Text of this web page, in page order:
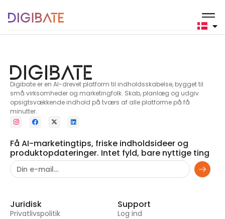
Musikinstrumenter
Digibate er en AI-drevet platform til indholdsskabelse, bygget til
små virksomheder og marketingfolk. Skab, planlæg og udgiv
opsigtsvækkende indhold på tværs af alle platforme på få
minutter.
Få AI-marketingtips, friske indholdsideer og
produktopdateringer. Intet fyld, bare nyttige ting
Juridisk
Privatlivspolitik
Support
Log ind